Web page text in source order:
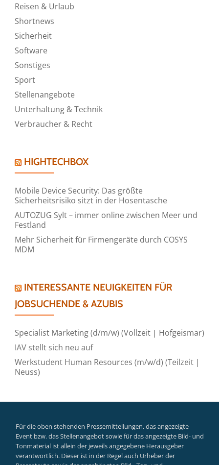
Reisen & Urlaub
Shortnews
Sicherheit
Software
Sonstiges
Sport
Stellenangebote
Unterhaltung & Technik
Verbraucher & Recht
HIGHTECHBOX
Mobile Device Security: Das größte
Sicherheitsrisiko sitzt in der Hosentasche
AUTOZUG Sylt – immer online zwischen Meer und
Festland
Mehr Sicherheit für Firmengeräte durch COSYS
MDM
INTERESSANTE NEUIGKEITEN FÜR
JOBSUCHENDE & AZUBIS
Specialist Marketing (d/m/w) (Vollzeit | Hofgeismar)
IAV stellt sich neu auf
Werkstudent Human Resources (m/w/d) (Teilzeit |
Neuss)
Für die oben stehenden Pressemitteilungen, das angezeigte
Event bzw. das Stellenangebot sowie für das angezeigte Bild- und
Tonmaterial ist allein der jeweils angegebene Herausgeber
verantwortlich. Dieser ist in der Regel auch Urheber der